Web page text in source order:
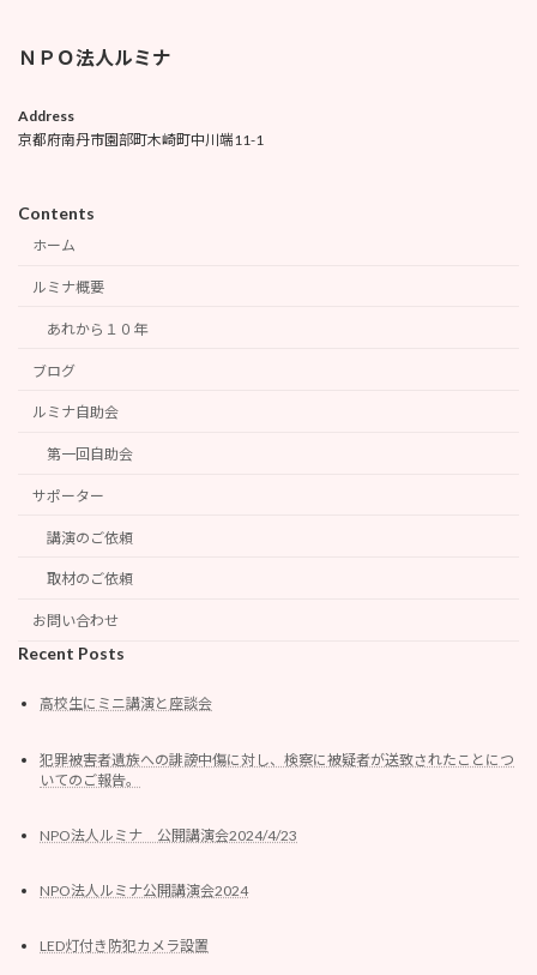
ＮＰＯ法人ルミナ
Address
京都府南丹市園部町木崎町中川端11-1
Contents
ホーム
ルミナ概要
あれから１０年
ブログ
ルミナ自助会
第一回自助会
サポーター
講演のご依頼
取材のご依頼
お問い合わせ
Recent Posts
高校生にミニ講演と座談会
犯罪被害者遺族への誹謗中傷に対し、検察に被疑者が送致されたことにつ
いてのご報告。
NPO法人ルミナ 公開講演会2024/4/23
NPO法人ルミナ公開講演会2024
LED灯付き防犯カメラ設置